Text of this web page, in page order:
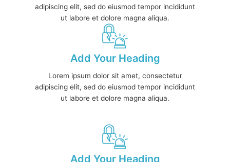
adipiscing elit, sed do eiusmod tempor incididunt
ut labore et dolore magna aliqua.
Add Your Heading
Lorem ipsum dolor sit amet, consectetur
adipiscing elit, sed do eiusmod tempor incididunt
ut labore et dolore magna aliqua.
Add Your Heading